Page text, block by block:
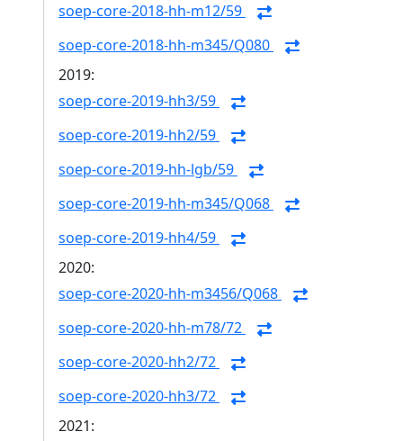
soep-core-2018-hh-m12/59
soep-core-2018-hh-m345/Q080
2019:
soep-core-2019-hh3/59
soep-core-2019-hh2/59
soep-core-2019-hh-lgb/59
soep-core-2019-hh-m345/Q068
soep-core-2019-hh4/59
2020:
soep-core-2020-hh-m3456/Q068
soep-core-2020-hh-m78/72
soep-core-2020-hh2/72
soep-core-2020-hh3/72
2021: